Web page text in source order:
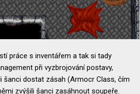
práce s inventářem a tak si tady
při vyzbrojování postavy,
šanci dostat zásah (Armocr Class, čím
zvýšili šanci zasáhnout soupeře.